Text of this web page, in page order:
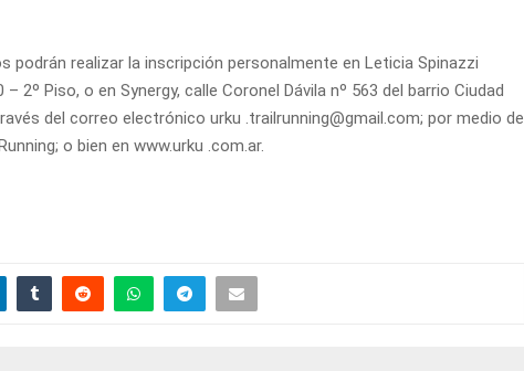
podrán realizar la inscripción personalmente en Leticia Spinazzi
2º Piso, o en Synergy, calle Coronel Dávila nº 563 del barrio Ciudad
del correo electrónico urku .trailrunning@gmail.com; por medio de
o bien en www.urku .com.ar.